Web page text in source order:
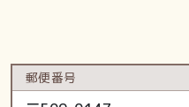
郵便番号